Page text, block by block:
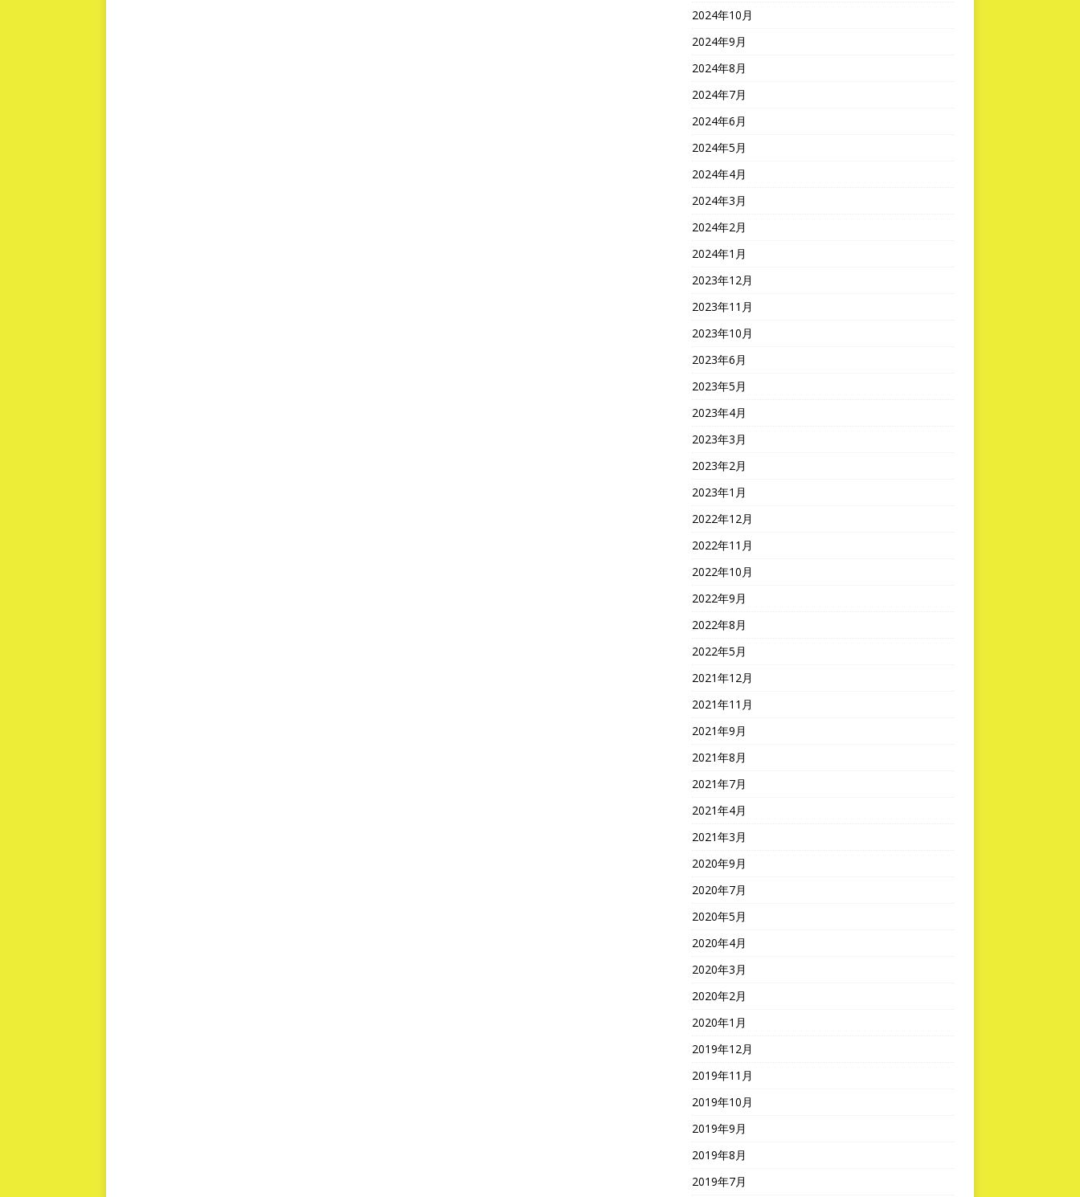
2024年10月
2024年9月
2024年8月
2024年7月
2024年6月
2024年5月
2024年4月
2024年3月
2024年2月
2024年1月
2023年12月
2023年11月
2023年10月
2023年6月
2023年5月
2023年4月
2023年3月
2023年2月
2023年1月
2022年12月
2022年11月
2022年10月
2022年9月
2022年8月
2022年5月
2021年12月
2021年11月
2021年9月
2021年8月
2021年7月
2021年4月
2021年3月
2020年9月
2020年7月
2020年5月
2020年4月
2020年3月
2020年2月
2020年1月
2019年12月
2019年11月
2019年10月
2019年9月
2019年8月
2019年7月